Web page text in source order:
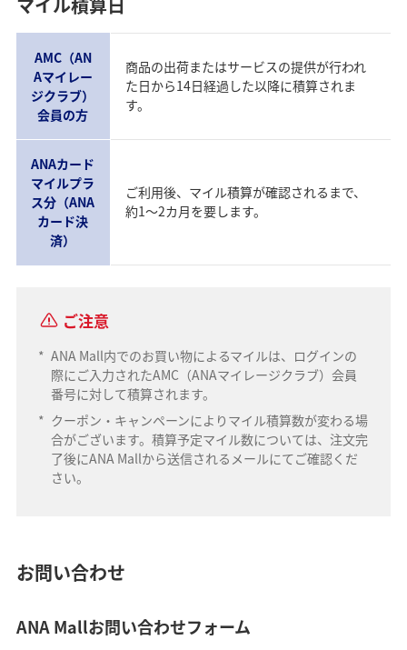
AMC（AN
Aマイレー
ジクラブ）
会員の方
商品の出荷またはサービスの提供が行われ
た日から14日経過した以降に積算されま
す。
ANAカード
マイルプラ
ス分（ANA
カード決
済）
ご利用後、マイル積算が確認されるまで、
約1～2カ月を要します。
ご注意
* ANA Mall内でのお買い物によるマイルは、ログインの
際にご入力されたAMC（ANAマイレージクラブ）会員
番号に対して積算されます。
* クーポン・キャンペーンによりマイル積算数が変わる場
合がございます。積算予定マイル数については、注文完
了後にANA Mallから送信されるメールにてご確認くだ
さい。
お問い合わせ
ANA Mallお問い合わせフォーム